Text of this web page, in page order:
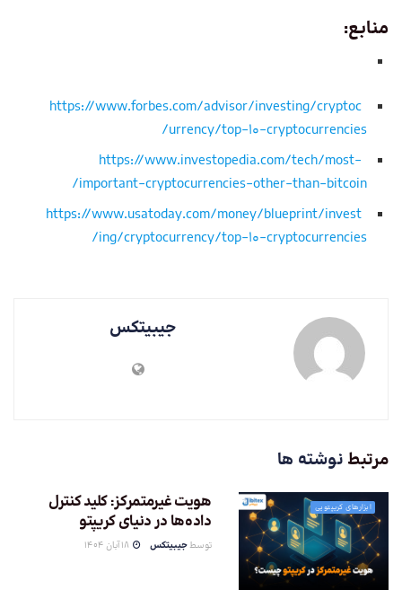
منابع:
https://www.forbes.com/advisor/investing/cryptoc
urrency/top-10-cryptocurrencies/
https://www.investopedia.com/tech/most-
important-cryptocurrencies-other-than-bitcoin/
https://www.usatoday.com/money/blueprint/invest
ing/cryptocurrency/top-10-cryptocurrencies/
جیبیتکس
مرتبط نوشته ها
ابزارهای کریپتویی
هویت غیرمتمرکز: کلید کنترل
داده‌ها در دنیای کریپتو
توسط جیبیتکس